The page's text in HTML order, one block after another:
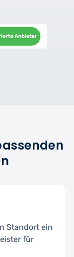
Standort ein
für